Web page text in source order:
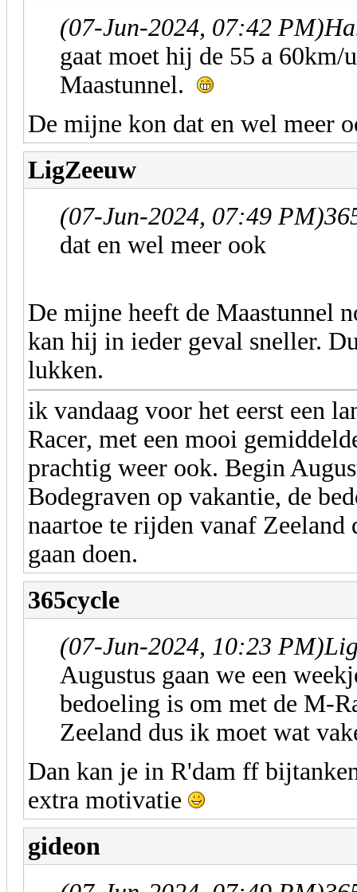
(07-Jun-2024, 07:42 PM)
gaat moet hij de 55 a 60km/
Maastunnel.
De mijne kon dat en wel meer
LigZeeuw
(07-Jun-2024, 07:49 PM)
dat en wel meer ook
De mijne heeft de Maastunnel
kan hij in ieder geval sneller.
lukken.
ik vandaag voor het eerst een
Racer, met een mooi
prachtig weer ook. Begin
Bodegraven op vakantie, de
naartoe te rijden vanaf
gaan doen.
365cycle
(07-Jun-2024, 10:23 PM)
Augustus gaan we een
bedoeling is om met de M-
Zeeland dus ik moet wat
Dan kan je in R'dam ff
extra motivatie
gideon